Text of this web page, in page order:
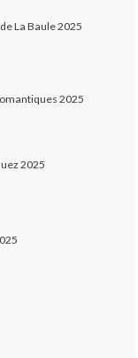
La Baule 2025
2025
2025